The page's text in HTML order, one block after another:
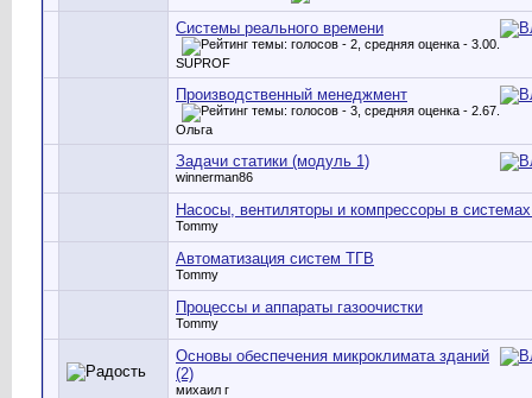
Системы реального времени
SUPROF
Производственный менеджмент
Ольга
Задачи статики (модуль 1)
winnerman86
Насосы, вентиляторы и компрессоры в
Tommy
Автоматизация систем ТГВ
Tommy
Процессы и аппараты газоочистки
Tommy
Основы обеспечения микроклимата зданий
(2)
михаил г